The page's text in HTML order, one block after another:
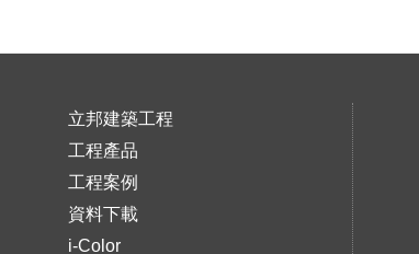
立邦建築工程
工程產品
工程案例
資料下載
i-Color